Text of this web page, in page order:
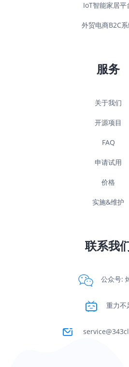
IoT智能家居平
外贸电商B2C
服务
关于我们
开源项目
FAQ
申请试用
价格
实施&维护
联系我
公众号:
重力不